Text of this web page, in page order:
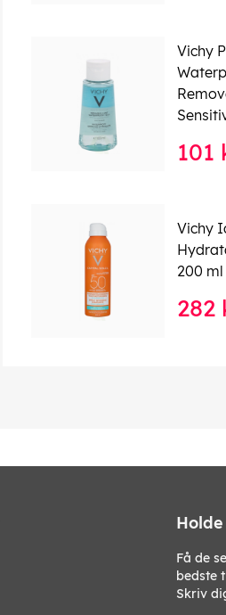
Vichy
101
Vichy
200 ml
282
Få de
bedste
Skriv